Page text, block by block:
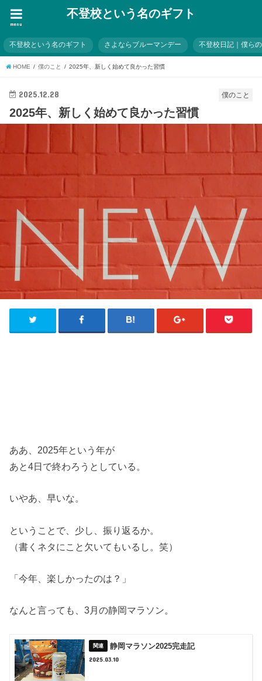
不登校という名のギフト
menu
不登校という名のギフト さよならブルーマンデー 不登校日記｜僕ら
HOME 僕のこと 2025年、新しく始めて良かった習慣
僕のこと
2025.12.28
2025年、新しく始めて良かった習慣
ああ、2025年という年が
あと4日で終わろうとしている。
いやあ、早いな。
ということで、少し、振り返るか。
（書くネタにこと欠いてもいるし。笑）
「今年、楽しかったのは？」
なんと言っても、3月の静岡マラソン。
静岡マラソン2025完走記
2025.03.10